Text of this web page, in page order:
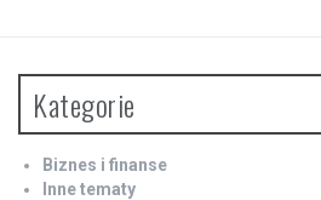
Kategorie
Biznes i finanse
Inne tematy